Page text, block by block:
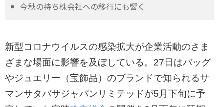
今秋の持ち株会社への移行にも響く
新型コロナウイルスの感染拡大が企業活動のさま
ざまな場面に影響を及ぼしている。27日はバッグ
やジュエリー（宝飾品）のブランドで知られるサ
マンサタバサジャパンリミテッドが5月下旬に予